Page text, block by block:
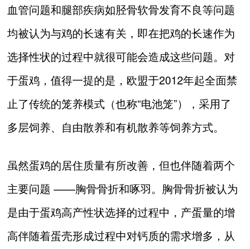
血管问题和腿部疾病如胫骨软骨发育不良等问题
均被认为与鸡的长速有关，即在把鸡的长速作为
选择性状的过程中就很可能会造成这些问题。对
于蛋鸡，值得一提的是，欧盟于2012年起全面禁
止了传统的笼养模式（也称“电池笼”），采用了
多层饲养、自由散养和有机散养等饲养方式。
虽然蛋鸡的居住质量有所改善，但也伴随着两个
主要问题 ——胸骨骨折和啄羽。胸骨骨折被认为
是由于蛋鸡高产性状选择的过程中，产蛋量的增
高伴随着蛋壳形成过程中对钙质的需求增多，从